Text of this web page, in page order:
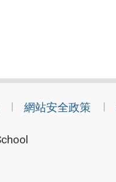
網站安全政策